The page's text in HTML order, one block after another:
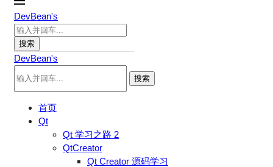
DevBean's
搜索
DevBean's
搜索
首页
Qt
Qt 学习之路 2
QtCreator
Qt Creator 源码学习